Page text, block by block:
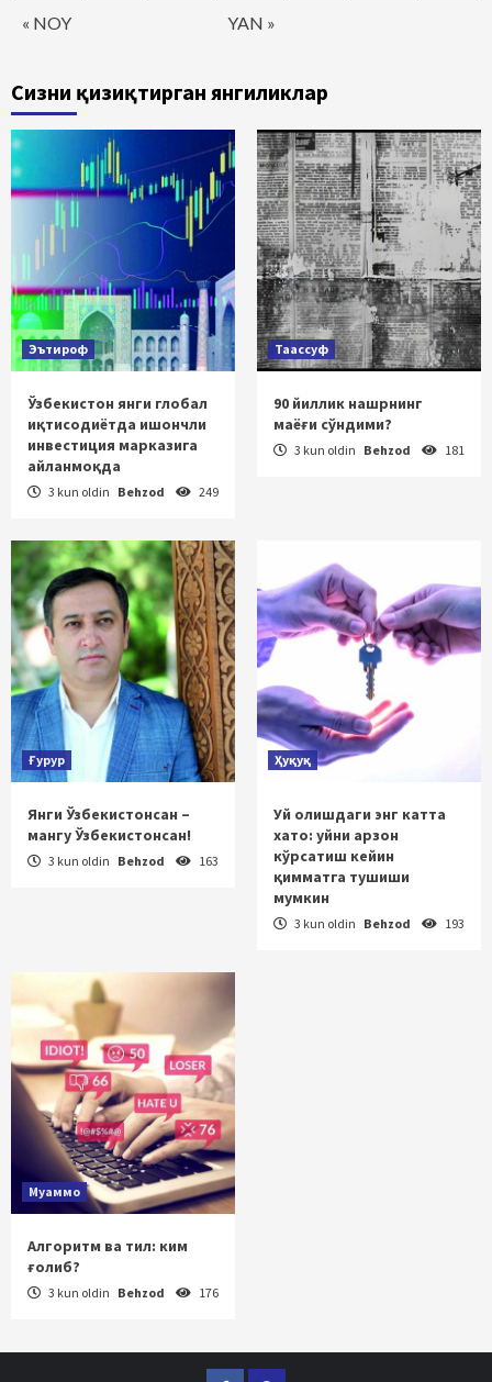
« NOY YAN »
Сизни қизиқтирган янгиликлар
Эътироф
Ўзбекистон янги глобал
иқтисодиётда ишончли
инвестиция марказига
айланмоқда
3 kun oldin Behzod 249
Таассуф
90 йиллик нашрнинг
маёғи сўндими?
3 kun oldin Behzod 181
Ғурур
Янги Ўзбекистонсан –
мангу Ўзбекистонсан!
3 kun oldin Behzod 163
Ҳуқуқ
Уй олишдаги энг катта
хато: уйни арзон
кўрсатиш кейин
қимматга тушиши
мумкин
3 kun oldin Behzod 193
Муаммо
Алгоритм ва тил: ким
ғолиб?
3 kun oldin Behzod 176